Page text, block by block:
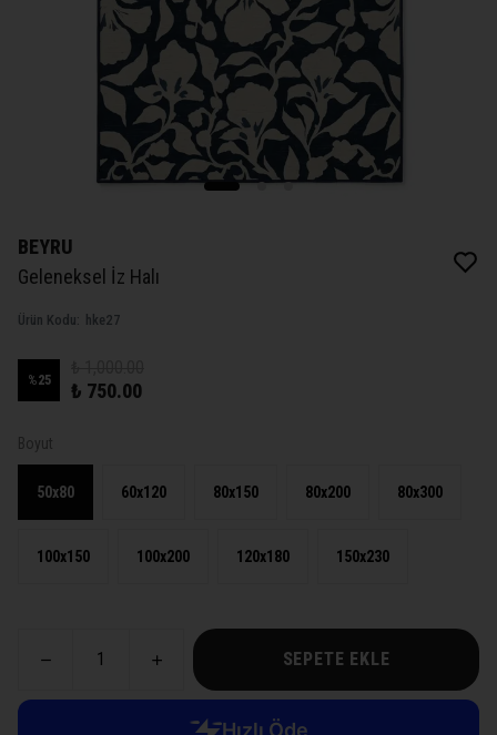
BEYRU
Geleneksel İz Halı
Ürün Kodu: hke27
%25 ₺ 750.00
Boyut
50x80 60x120 80x150 80x200 80x300
100x150 100x200 120x180 150x230
SEPETE EKLE